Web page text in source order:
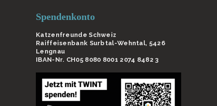
Spendenkonto
Katzenfreunde Schweiz
Raiffeisenbank Surbtal-Wehntal, 5426
Lengnau
IBAN-Nr. CH05 8080 8001 2074 8482 3